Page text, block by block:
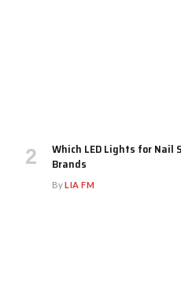
Which LED Lights for Nail
Brands
ByLIA FM